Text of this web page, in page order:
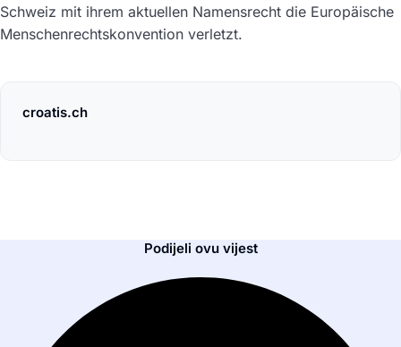
Schweiz mit ihrem aktuellen Namensrecht die Europäische
Menschenrechtskonvention verletzt.
croatis.ch
Podijeli ovu vijest